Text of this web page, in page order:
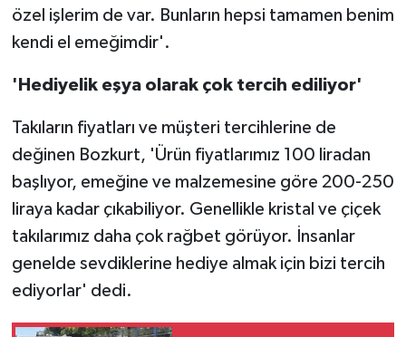
özel işlerim de var. Bunların hepsi tamamen benim
kendi el emeğimdir'.
'Hediyelik eşya olarak çok tercih ediliyor'
Takıların fiyatları ve müşteri tercihlerine de
değinen Bozkurt, 'Ürün fiyatlarımız 100 liradan
başlıyor, emeğine ve malzemesine göre 200-250
liraya kadar çıkabiliyor. Genellikle kristal ve çiçek
takılarımız daha çok rağbet görüyor. İnsanlar
genelde sevdiklerine hediye almak için bizi tercih
ediyorlar' dedi.